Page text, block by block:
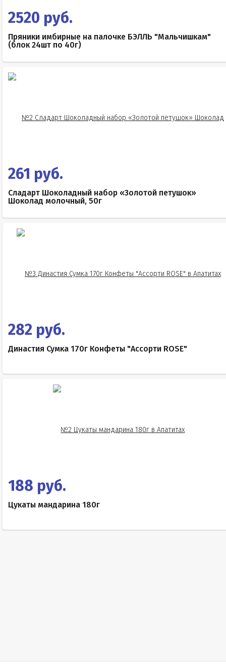
2520 руб.
Пряники имбирные на палочке БЭЛЛЬ "Мальчишкам"
(блок 24шт по 40г)
261 руб.
Сладарт Шоколадный набор «Золотой петушок»
Шоколад молочный, 50г
282 руб.
Династия Сумка 170г Конфеты "Ассорти ROSE"
188 руб.
Цукаты мандарина 180г